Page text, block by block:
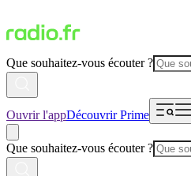
Que souhaitez-vous écouter ?
Ouvrir l'appDécouvrir Prime
Que souhaitez-vous écouter ?